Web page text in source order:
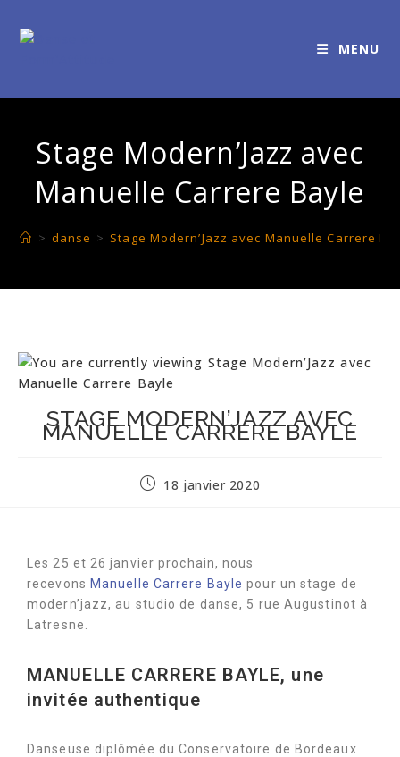
MENU
Stage Modern’Jazz avec
Manuelle Carrere Bayle
> danse > Stage Modern’Jazz avec Manuelle Carrere
STAGE MODERN’JAZZ AVEC
MANUELLE CARRERE BAYLE
18 janvier 2020
Les 25 et 26 janvier prochain, nous
recevons Manuelle Carrere Bayle pour un stage de
modern’jazz, au studio de danse, 5 rue Augustinot à
Latresne.
MANUELLE CARRERE BAYLE, une
invitée authentique
Danseuse diplômée du Conservatoire de Bordeaux